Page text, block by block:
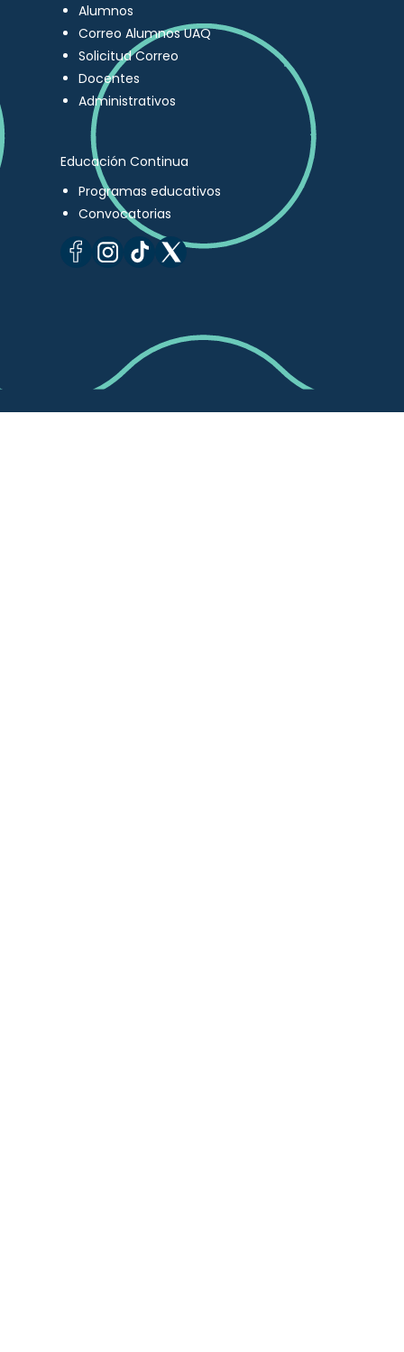
Alumnos
Correo Alumnos UAQ
Solicitud Correo
Docentes
Administrativos
Educación Continua
Programas educativos
Convocatorias